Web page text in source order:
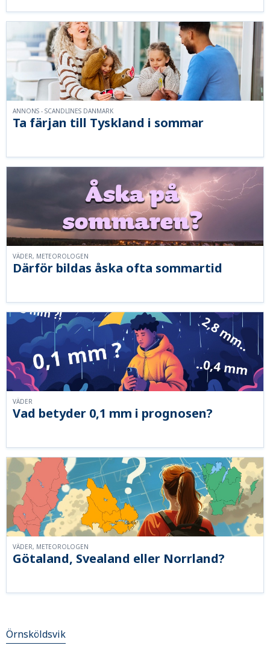
Ta färjan till Tyskland i sommar
ANNONS - SCANDLINES DANMARK
Därför bildas åska ofta sommartid
VÄDER, METEOROLOGEN
Vad betyder 0,1 mm i prognosen?
VÄDER
Götaland, Svealand eller Norrland?
VÄDER, METEOROLOGEN
Örnsköldsvik